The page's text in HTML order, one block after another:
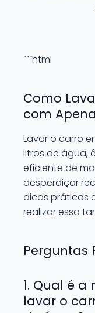
```html
Como
com
Lavar o carro
litros de água,
eficiente de
desperdiçar
dicas práticas
realizar essa
Perguntas
1. Qual é
lavar o